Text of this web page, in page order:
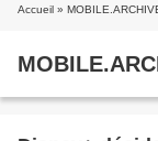
Accueil »